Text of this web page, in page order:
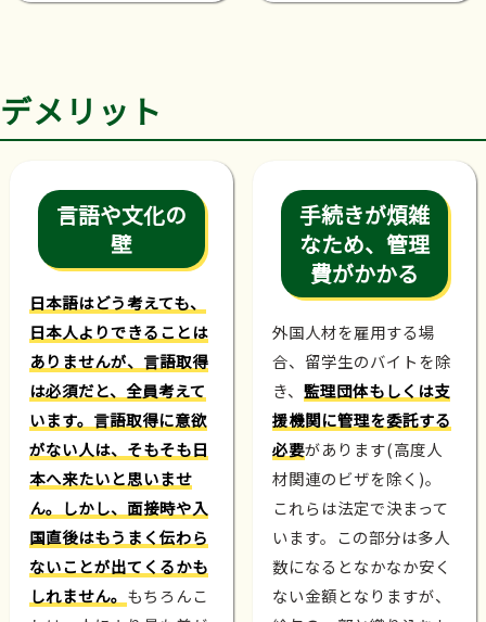
デメリット
言語や文化の
壁
日本語はどう考えても、
日本人よりできることは
ありませんが、言語取得
は必須だと、全員考えて
います。言語取得に意欲
がない人は、そもそも日
本へ来たいと思いませ
ん。しかし、面接時や入
国直後はもうまく伝わら
ないことが出てくるかも
しれません。 もちろんこ
手続きが煩雑
なため、管理
費がかかる
外国人材を雇用する場
合、留学生のバイトを除
き、 監理団体もしくは支
援機関に管理を委託する
必要があります(高度人
材関連のビザを除く)。
これらは法定で決まって
います。この部分は多人
数になるとなかなか安く
ない金額となりますが、